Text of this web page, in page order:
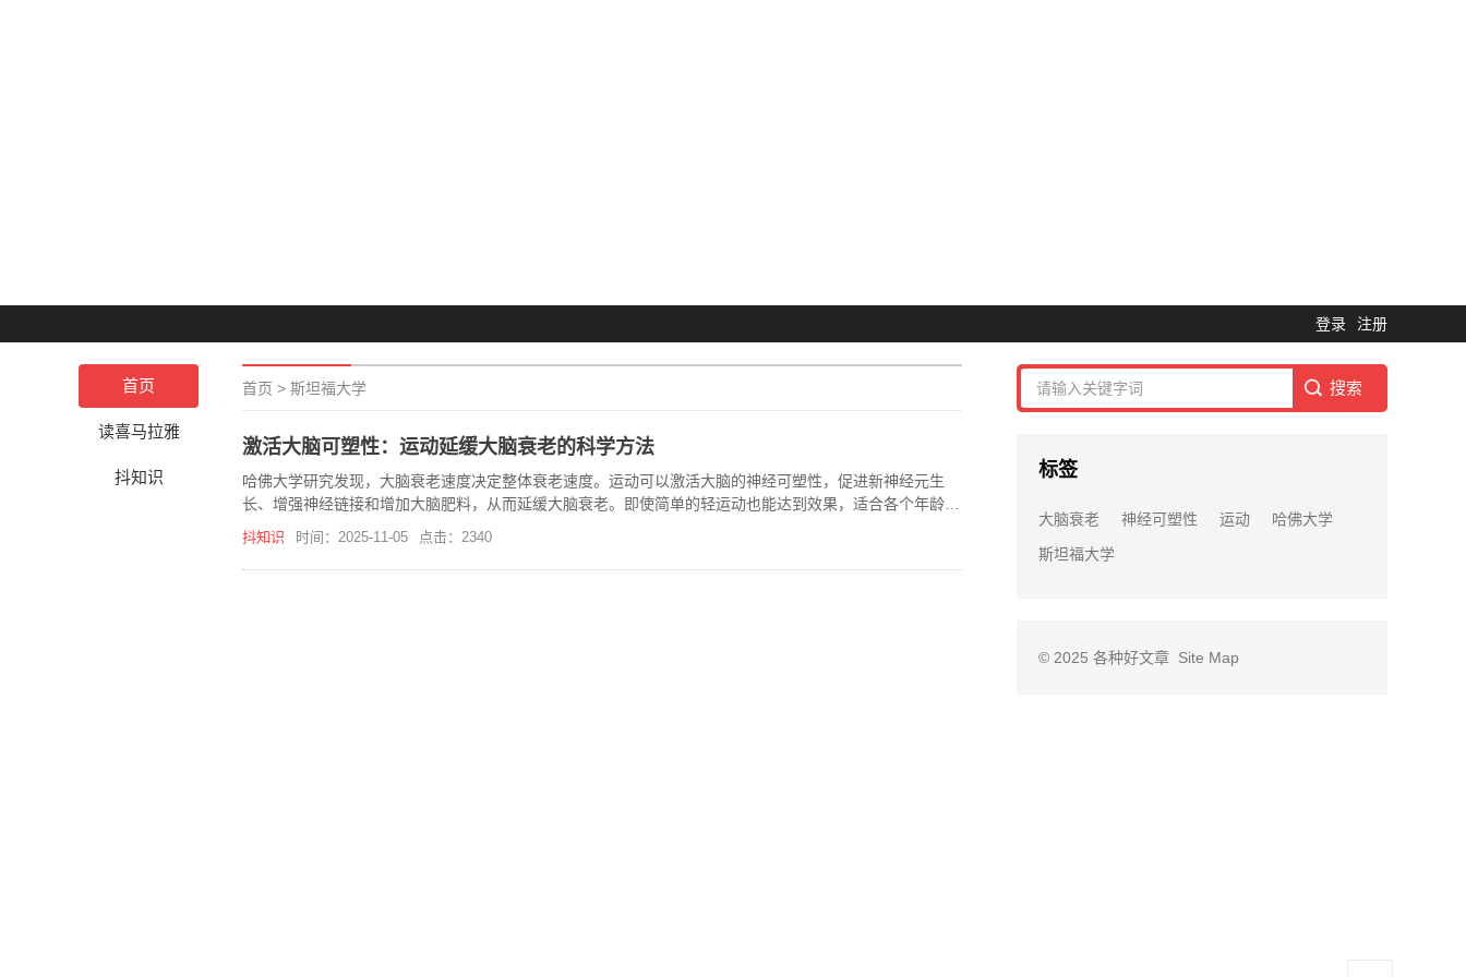
登录 注册
首页
读喜马拉雅
抖知识
首页 > 斯坦福大学
激活大脑可塑性：运动延缓大脑衰老的科学方法
哈佛大学研究发现，大脑衰老速度决定整体衰老速度。运动可以激活大脑的神经可塑性，促进新神经元生
长、增强神经链接和增加大脑肥料，从而延缓大脑衰老。即使简单的轻运动也能达到效果，适合各个年龄段
的人群。
抖知识 时间：2025-11-05 点击：2340
标签
大脑衰老 神经可塑性 运动
哈佛大学
斯坦福大学
© 2025 各种好文章 Site Map